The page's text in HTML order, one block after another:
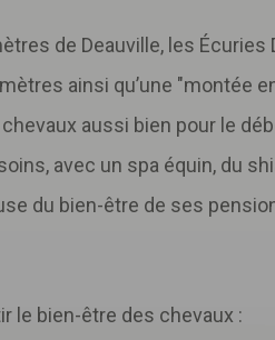
de Deauville, les Écuries
ainsi qu’une "montée
aussi bien pour le
avec un spa équin, du
du bien-être de ses
le bien-être des chevaux :